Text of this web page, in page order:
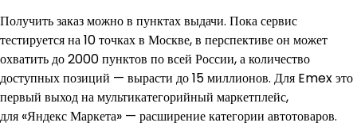
Получить заказ можно в пунктах выдачи. Пока сервис
тестируется на 10 точках в Москве, в перспективе он может
охватить до 2000 пунктов по всей России, а количество
доступных позиций — вырасти до 15 миллионов. Для Emex это
первый выход на мультикатегорийный маркетплейс,
для «Яндекс Маркета» — расширение категории автотоваров.